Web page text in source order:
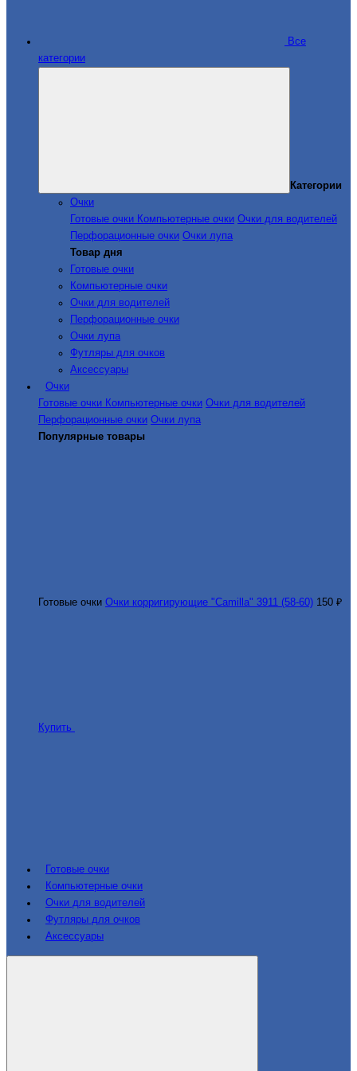
Все
категории
Категории
Очки
Готовые очки Компьютерные очки Очки для водителей
Перфорационные очки Очки лупа
Товар дня
Готовые очки
Компьютерные очки
Очки для водителей
Перфорационные очки
Очки лупа
Футляры для очков
Аксессуары
Очки
Готовые очки Компьютерные очки Очки для водителей
Перфорационные очки Очки лупа
Популярные товары
Готовые очки Очки корригирующие "Camilla" 3911 (58-60) 150 ₽
Купить
Готовые очки
Компьютерные очки
Очки для водителей
Футляры для очков
Аксессуары